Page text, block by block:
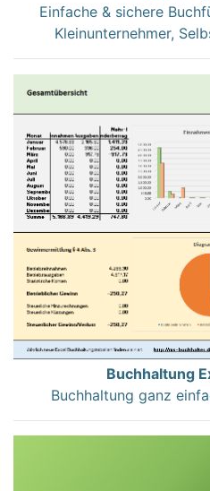
Einfache & sichere
Kleinunternehmer,
Buchhaltung
Buchhaltung ganz